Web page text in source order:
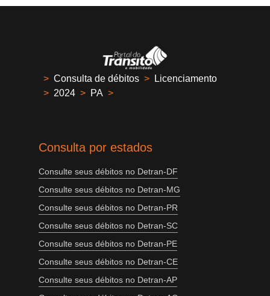
> Consulta de débitos >
Licenciamento
> 2024 > PA >
Consulta por estados
Consulte seus débitos no Detran-DF
Consulte seus débitos no Detran-MG
Consulte seus débitos no Detran-PR
Consulte seus débitos no Detran-SC
Consulte seus débitos no Detran-PE
Consulte seus débitos no Detran-CE
Consulte seus débitos no Detran-AP